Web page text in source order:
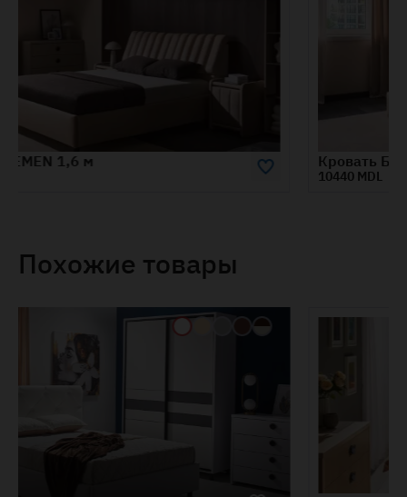
Кровать БРЕМЕН 1,8м
Похожие товары